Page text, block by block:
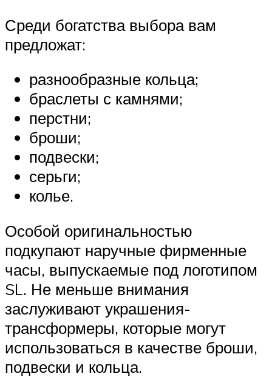
Среди богатства выбора вам
предложат:
разнообразные кольца;
браслеты с камнями;
перстни;
броши;
подвески;
серьги;
колье.
Особой оригинальностью
подкупают наручные фирменные
часы, выпускаемые под логотипом
SL. Не меньше внимания
заслуживают украшения-
трансформеры, которые могут
использоваться в качестве броши,
подвески и кольца.